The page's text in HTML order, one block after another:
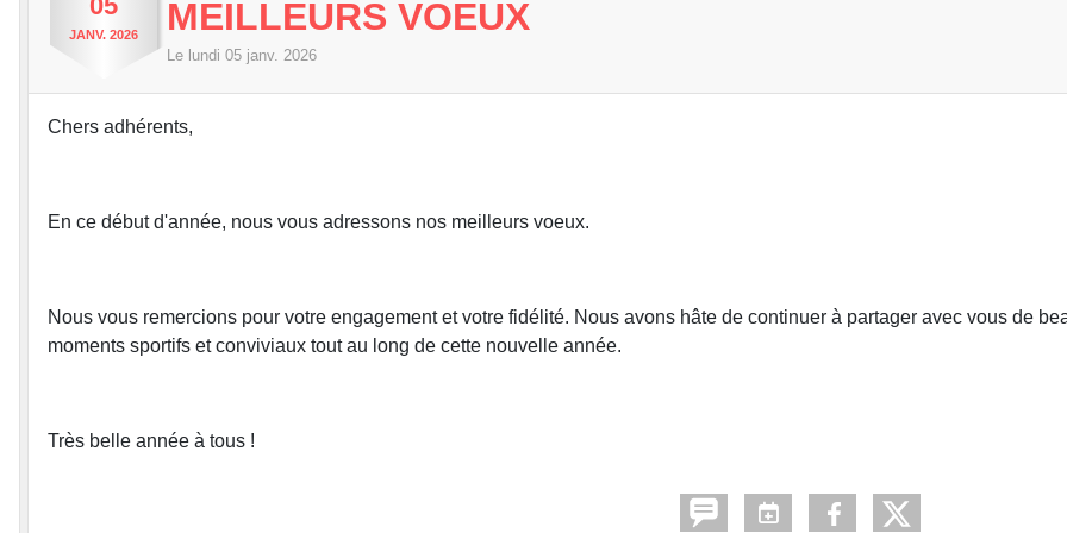
JANV. 2026 MEILLEURS VOEUX
Le lundi 05 janv. 2026
Chers adhérents,
En ce début d'année, nous vous adressons nos meilleurs voeux.
Nous vous remercions pour votre engagement et votre fidélité. Nous avons hâte de continuer à partager avec vous de
moments sportifs et conviviaux tout au long de cette nouvelle année.
Très belle année à tous !